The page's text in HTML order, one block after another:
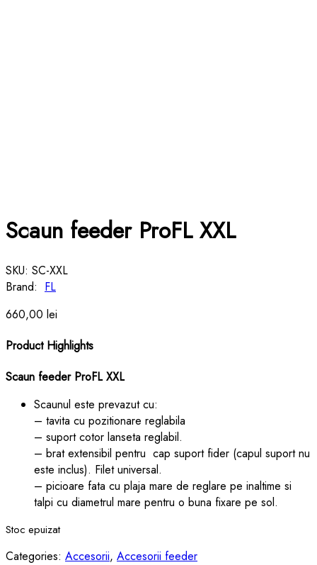
Scaun feeder ProFL XXL
SKU: SC-XXL
Brand: FL
660,00 lei
Product Highlights
Scaun feeder ProFL XXL
Scaunul este prevazut cu:
– tavita cu pozitionare reglabila
– suport cotor lanseta reglabil.
– brat extensibil pentru cap suport fider (capul suport nu
este inclus). Filet universal.
– picioare fata cu plaja mare de reglare pe inaltime si
talpi cu diametrul mare pentru o buna fixare pe sol.
Stoc epuizat
Categories: Accesorii, Accesorii feeder